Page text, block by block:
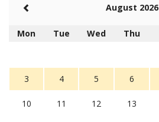
August 2026
Mon Tue Wed Thu
3 4 5 6
10 11 12 13